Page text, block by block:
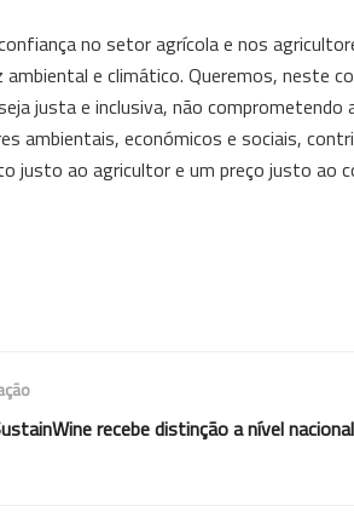
no setor agrícola e nos
e climático. Queremos, neste
justa e inclusiva, não comprometendo
ambientais, económicos e sociais,
justo ao agricultor e um preço justo ao
recebe distinção a nível nacional